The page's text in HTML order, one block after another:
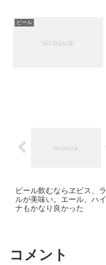
ビール
ビール飲むならヱビス、
ルが美味い。エール、ハ
ナもかなり良かった
コメント